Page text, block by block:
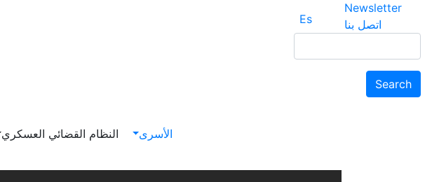
Newsletter
اتصل بنا
Es
Search
Main navigation
الأسرى النظام القضائي العسكري